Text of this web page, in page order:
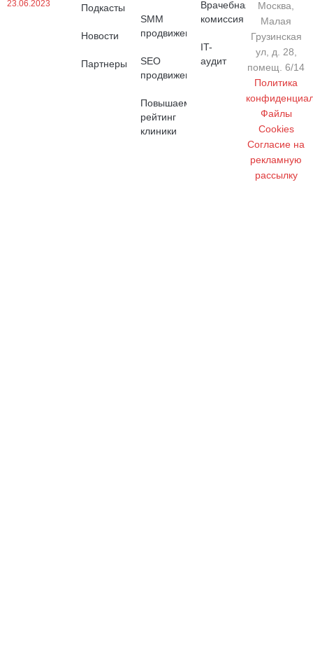
23.06.2023 Подкасты
Новости
Партнеры
SMM
продвижение
SEO
продвижение
Повышаем
рейтинг
клиники
Врачебная
комиссия
IT-
аудит
Москва,
Малая
Грузинская
ул, д. 28,
помещ. 6/14
Политика
Файлы
Cookies
Cогласие на
рекламную
рассылку